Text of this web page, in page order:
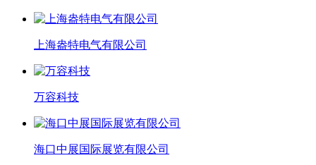
上海盎特电气有限公司
万容科技
海口中展国际展览有限公司